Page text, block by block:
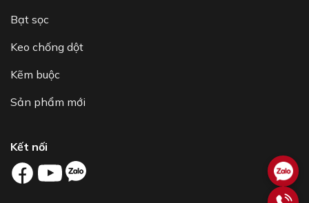
Bạt sọc
Keo chống dột
Kẽm buộc
Sản phẩm mới
Kết nối